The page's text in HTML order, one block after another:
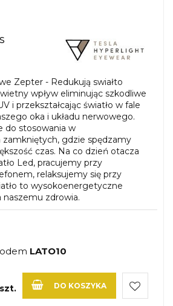
Zepter - Redukują swiałto
wpływ eliminując szkodliwe
i przekształcając światło w fale
oka i układu nerwowego.
do stosowania w
gdzie spędzamy
czas. Na co dzień otacza
Led, pracujemy przy
relaksujemy się przy
to wysokoenergetyczne
naszemu zdrowia.
LATO10
szt. DO KOSZYKA